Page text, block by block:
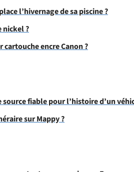
l’hivernage de sa piscine ?
nickel ?
encre Canon ?
fiable pour l’histoire d’un
sur Mappy ?